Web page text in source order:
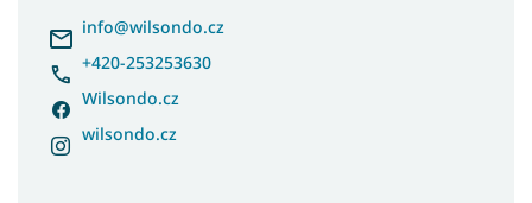
info@wilsondo.cz
+420-253253630
Wilsondo.cz
wilsondo.cz